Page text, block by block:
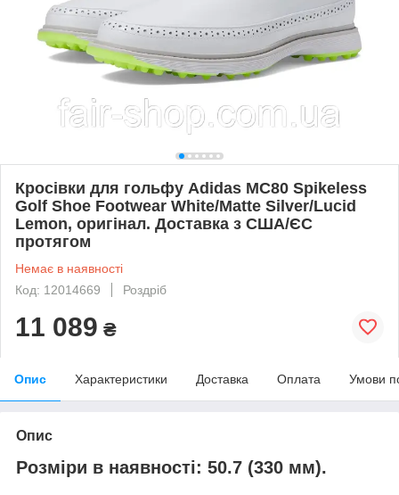
Кросівки для гольфу Adidas MC80 Spikeless
Golf Shoe Footwear White/Matte Silver/Lucid
Lemon, оригінал. Доставка з США/ЄС
протягом
Немає в наявності
Код: 12014669
Роздріб
11 089 ₴
Опис Характеристики Доставка Оплата Умови
Опис
Розміри в наявності: 50.7 (330 мм).